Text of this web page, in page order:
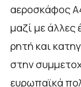
αεροσκάφος
μαζί με άλλες
ρητή και
στην
ευρωπαϊκά